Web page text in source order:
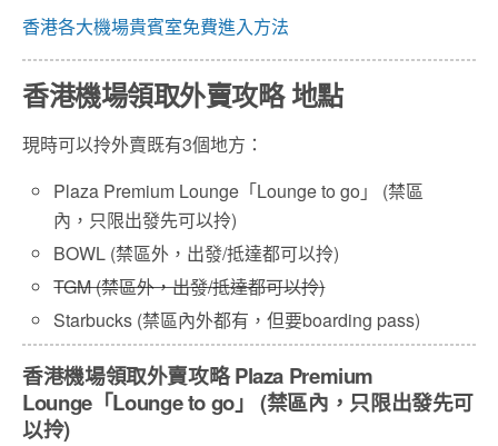
香港各大機場貴賓室免費進入方法
香港機場領取外賣攻略 地點
現時可以拎外賣既有3個地方：
Plaza Premium Lounge「Lounge to go」 (禁區
內，只限出發先可以拎)
BOWL (禁區外，出發/抵達都可以拎)
TGM (禁區外，出發/抵達都可以拎)
Starbucks (禁區內外都有，但要boarding pass)
香港機場領取外賣攻略 Plaza Premium
Lounge「Lounge to go」 (禁區內，只限出發先可
以拎)